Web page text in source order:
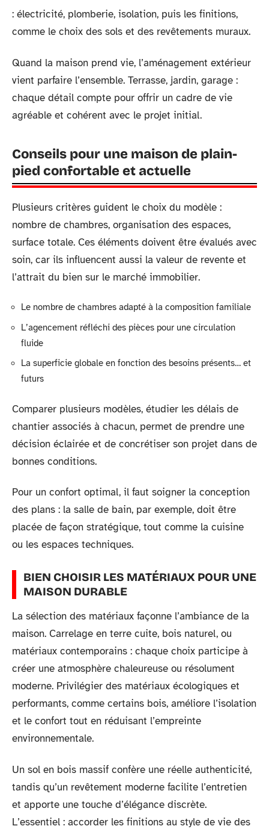
: électricité, plomberie, isolation, puis les finitions,
comme le choix des sols et des revêtements muraux.
Quand la maison prend vie, l’aménagement extérieur
vient parfaire l’ensemble. Terrasse, jardin, garage :
chaque détail compte pour offrir un cadre de vie
agréable et cohérent avec le projet initial.
Conseils pour une maison de plain-
pied confortable et actuelle
Plusieurs critères guident le choix du modèle :
nombre de chambres, organisation des espaces,
surface totale. Ces éléments doivent être évalués avec
soin, car ils influencent aussi la valeur de revente et
l’attrait du bien sur le marché immobilier.
Le nombre de chambres adapté à la composition familiale
L’agencement réfléchi des pièces pour une circulation
fluide
La superficie globale en fonction des besoins présents… et
futurs
Comparer plusieurs modèles, étudier les délais de
chantier associés à chacun, permet de prendre une
décision éclairée et de concrétiser son projet dans de
bonnes conditions.
Pour un confort optimal, il faut soigner la conception
des plans : la salle de bain, par exemple, doit être
placée de façon stratégique, tout comme la cuisine
ou les espaces techniques.
BIEN CHOISIR LES MATÉRIAUX POUR UNE
MAISON DURABLE
La sélection des matériaux façonne l’ambiance de la
maison. Carrelage en terre cuite, bois naturel, ou
matériaux contemporains : chaque choix participe à
créer une atmosphère chaleureuse ou résolument
moderne. Privilégier des matériaux écologiques et
performants, comme certains bois, améliore l’isolation
et le confort tout en réduisant l’empreinte
environnementale.
Un sol en bois massif confère une réelle authenticité,
tandis qu’un revêtement moderne facilite l’entretien
et apporte une touche d’élégance discrète.
L’essentiel : accorder les finitions au style de vie des